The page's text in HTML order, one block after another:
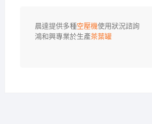
晨達提供多種空壓機使用狀況諮詢
鴻和興專業於生產茶葉罐